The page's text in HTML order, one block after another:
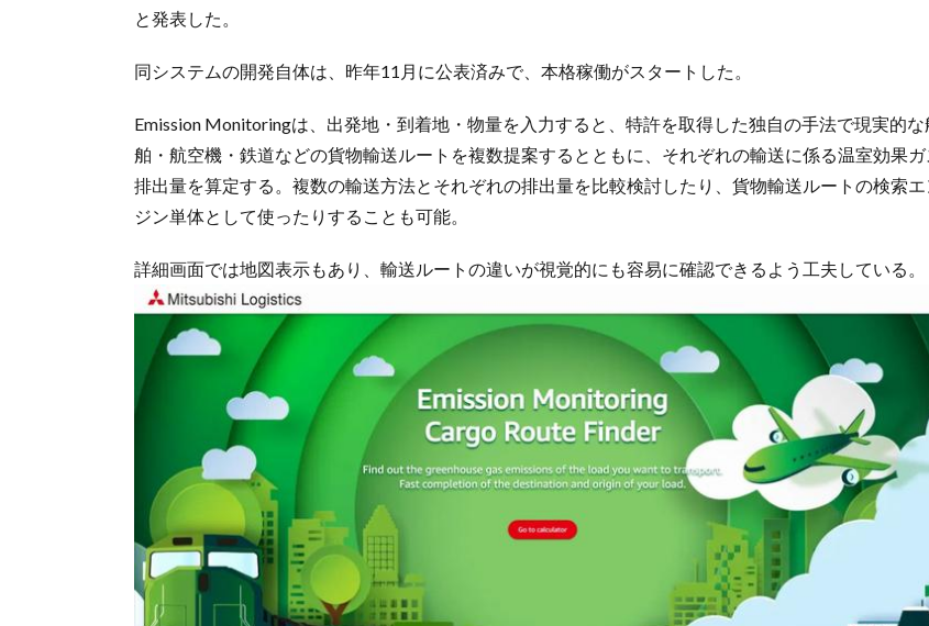
と発表した。
同システムの開発自体は、昨年11月に公表済みで、本格稼働がスタートした。
Emission Monitoringは、出発地・到着地・物量を入力すると、特許を取得した独自の手法で現実的な
舶・航空機・鉄道などの貨物輸送ルートを複数提案するとともに、それぞれの輸送に係る温室効果ガ
排出量を算定する。複数の輸送方法とそれぞれの排出量を比較検討したり、貨物輸送ルートの検索エ
ジン単体として使ったりすることも可能。
詳細画面では地図表示もあり、輸送ルートの違いが視覚的にも容易に確認できるよう工夫している。